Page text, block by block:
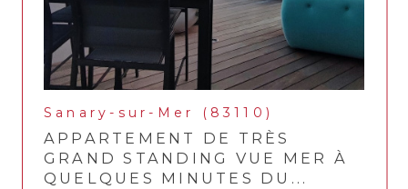
Sanary-sur-Mer (83110)
APPARTEMENT DE TRÈS
GRAND STANDING VUE MER À
QUELQUES MINUTES DU...